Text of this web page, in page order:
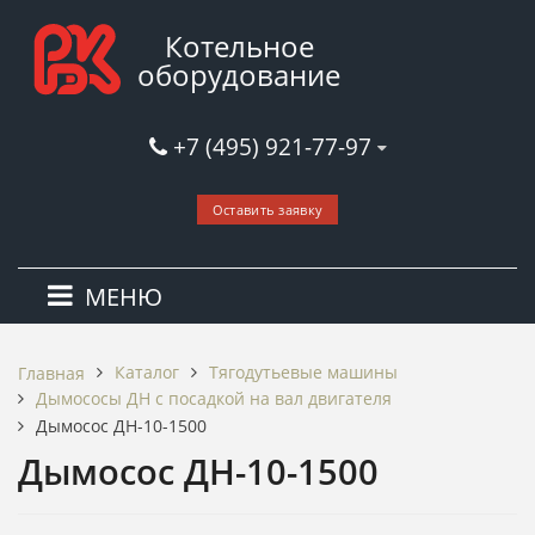
Котельное
оборудование
+7 (495) 921-77-97
Оставить заявку
МЕНЮ
Главная Каталог
Тягодутьевые машины
Дымососы ДН c посадкой на вал двигателя
Дымосос ДН-10-1500
Дымосос ДН-10-1500